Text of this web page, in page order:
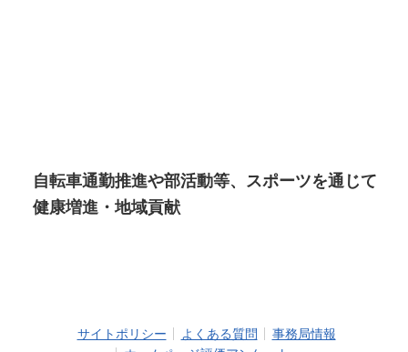
自転車通勤推進や部活動等、スポーツを通じて
健康増進・地域貢献
サイトポリシー よくある質問
事務局情報